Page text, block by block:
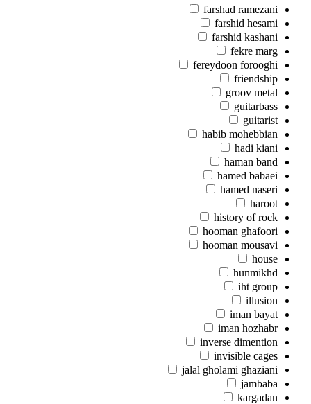
farshad ramezani
farshid hesami
farshid kashani
fekre marg
fereydoon forooghi
friendship
groov metal
guitarbass
guitarist
habib mohebbian
hadi kiani
haman band
hamed babaei
hamed naseri
haroot
history of rock
hooman ghafoori
hooman mousavi
house
hunmikhd
iht group
illusion
iman bayat
iman hozhabr
inverse dimention
invisible cages
jalal gholami ghaziani
jambaba
kargadan